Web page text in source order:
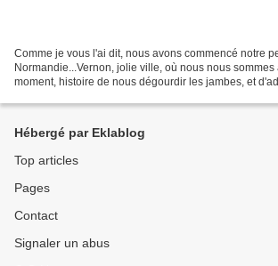
Comme je vous l'ai dit, nous avons commencé notre
Normandie...Vernon, jolie ville, où nous nous sommes
moment, histoire de nous dégourdir les jambes, et
Hébergé par Eklablog
Top articles
Pages
Contact
Signaler un abus